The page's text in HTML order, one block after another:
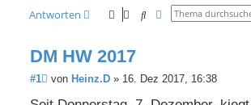
Antworten SucheErweiterte Suche
DM HW 2017
#1
B
i
von Heinz.D » 16. Dez 2017, 16:38